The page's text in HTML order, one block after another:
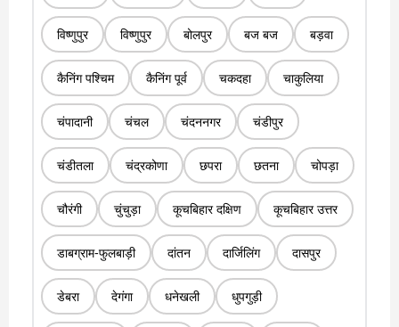
विष्णुपुर विष्णुपुर बोलपुर बज बज बड़वा
कैनिंग पश्चिम कैनिंग पूर्व चकदहा चाकुलिया
चंपादानी चंचल चंदननगर चंडीपुर
चंडीतला चंद्रकोणा छपरा छतना चोपड़ा
चौरंगी चुंचुड़ा कूचबिहार दक्षिण कूचबिहार उत्तर
डाबग्राम-फुलबाड़ी दांतन दार्जिलिंग दासपुर
डेबरा देगंगा धनेखली धुपगुड़ी